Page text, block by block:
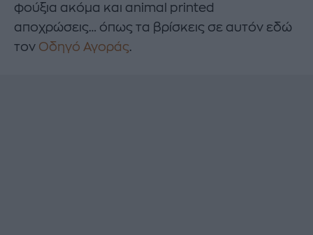
φούξια ακόμα και animal printed
αποχρώσεις… όπως τα βρίσκεις σε αυτόν εδώ
τον Οδηγό Αγοράς